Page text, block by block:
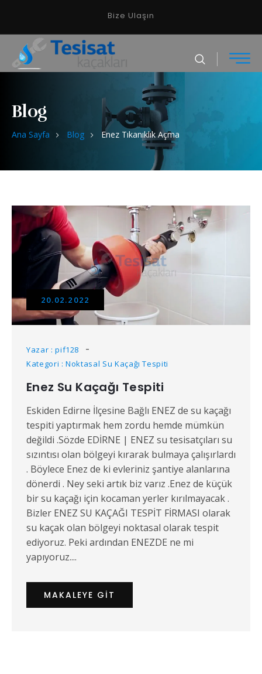
Bize Ulaşın
Blog
Ana Sayfa Blog Enez Tıkanıklık Açma
20.02.2022
Yazar : pif128
Kategori : Noktasal Su Kaçağı Tespiti
Enez Su Kaçağı Tespiti
Eskiden Edirne İlçesine Bağlı ENEZ de su kaçağı
tespiti yaptırmak hem zordu hemde mümkün
değildi .Sözde EDİRNE | ENEZ su tesisatçıları su
sızıntısı olan bölgeyi kırarak bulmaya çalışırlardı
. Böylece Enez de ki evleriniz şantiye alanlarına
dönerdi . Ney seki artık biz varız .Enez de küçük
bir su kaçağı için kocaman yerler kırılmayacak .
Bizler ENEZ SU KAÇAĞI TESPİT FİRMASI olarak
su kaçak olan bölgeyi noktasal olarak tespit
ediyoruz. Peki ardından ENEZDE ne mi
yapıyoruz....
MAKALEYE GIT